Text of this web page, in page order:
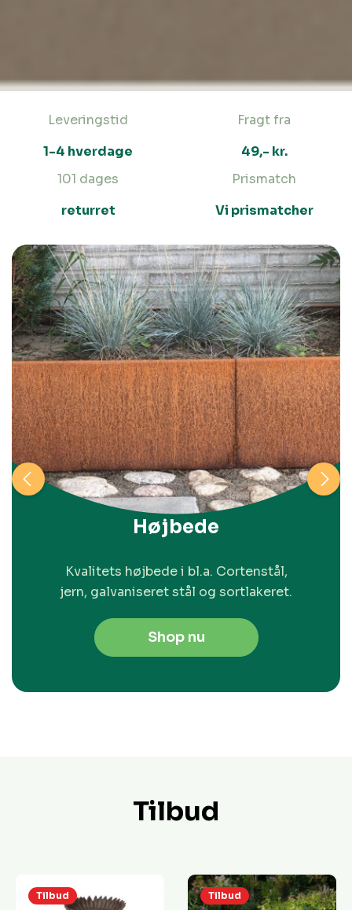
Leveringstid
1-4 hverdage
Fragt fra
49,- kr.
101 dages
returret
Prismatch
Vi prismatcher
Højbede
Kvalitets højbede i bl.a. Cortenstål,
jern, galvaniseret stål og sortlakeret.
Shop nu
Tilbud
Tilbud Tilbud